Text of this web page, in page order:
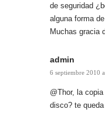
de seguridad
alguna forma
Muchas gracia
admin
6 septiembre 2010
@Thor, la
disco? te